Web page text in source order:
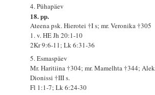
4. Pühapäev
18. pp.
Ateena psk. Hierotei †I s; mr. Veronika †305
1. v. HE Jh 20:1-10
2Kr 9:6-11; Lk 6:31-36
5. Esmaspäev
Mr. Haritiina †304; mr. Mamelhta †344;
Dionissi †III s.
Fl 1:1-7; Lk 6:24-30